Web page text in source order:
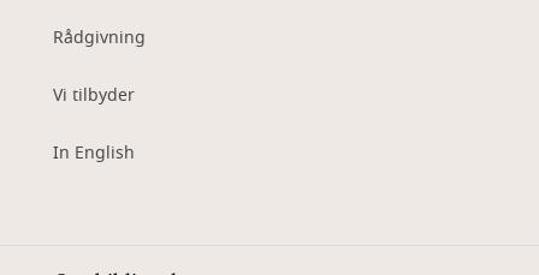
Rådgivning
Vi tilbyder
In English